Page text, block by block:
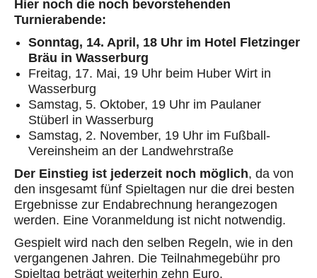
Hier noch die noch bevorstehenden
Turnierabende:
Sonntag, 14. April, 18 Uhr im Hotel Fletzinger
Bräu in Wasserburg
Freitag, 17. Mai, 19 Uhr beim Huber Wirt in
Wasserburg
Samstag, 5. Oktober, 19 Uhr im Paulaner
Stüberl in Wasserburg
Samstag, 2. November, 19 Uhr im Fußball-
Vereinsheim an der Landwehrstraße
Der Einstieg ist jederzeit noch möglich, da von
den insgesamt fünf Spieltagen nur die drei besten
Ergebnisse zur Endabrechnung herangezogen
werden. Eine Voranmeldung ist nicht notwendig.
Gespielt wird nach den selben Regeln, wie in den
vergangenen Jahren. Die Teilnahmegebühr pro
Spieltag beträgt weiterhin zehn Euro.